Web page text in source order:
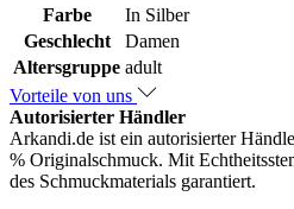
Farbe
In Silber
Geschlecht
Damen
Altersgruppe adult
Vorteile von uns
Autorisierter Händler
Arkandi.de ist ein autorisierter
% Originalschmuck. Mit
des Schmuckmaterials garantiert.